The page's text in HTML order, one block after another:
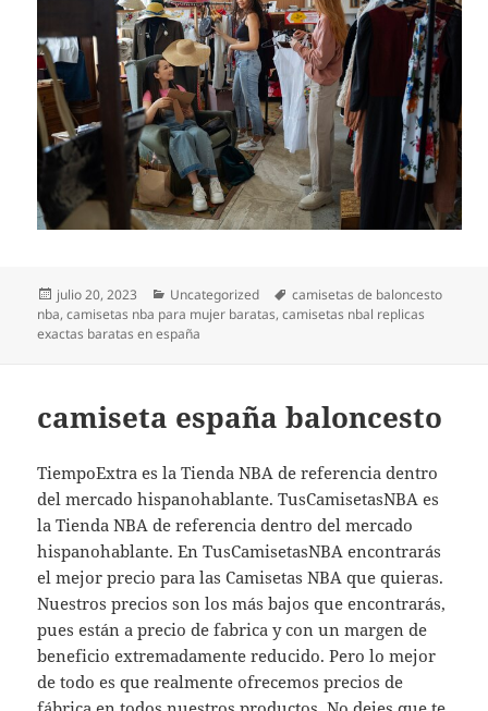
Publicado
el
julio 20, 2023 Categorías
Uncategorized Etiquetas
camisetas de baloncesto
nba,camisetas nba para mujer baratas,camisetas nbal replicas
exactas baratas en españa
camiseta españa baloncesto
TiempoExtra es la Tienda NBA de referencia dentro
del mercado hispanohablante. TusCamisetasNBA es
la Tienda NBA de referencia dentro del mercado
hispanohablante. En TusCamisetasNBA encontrarás
el mejor precio para las Camisetas NBA que quieras.
Nuestros precios son los más bajos que encontrarás,
pues están a precio de fabrica y con un margen de
beneficio extremadamente reducido. Pero lo mejor
de todo es que realmente ofrecemos precios de